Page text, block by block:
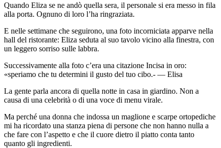
Quando Eliza se ne andò quella sera, il personale si era messo in fila
alla porta. Ognuno di loro l’ha ringraziata.
E nelle settimane che seguirono, una foto incorniciata apparve nella
hall del ristorante: Eliza seduta al suo tavolo vicino alla finestra, con
un leggero sorriso sulle labbra.
Successivamente alla foto c’era una citazione Incisa in oro:
«speriamo che tu determini il gusto del tuo cibo.- — Elisa
La gente parla ancora di quella notte in casa in giardino. Non a
causa di una celebrità o di una voce di menu virale.
Ma perché una donna che indossa un maglione e scarpe ortopediche
mi ha ricordato una stanza piena di persone che non hanno nulla a
che fare con l’aspetto e che il cuore dietro il piatto conta tanto
quanto gli ingredienti.